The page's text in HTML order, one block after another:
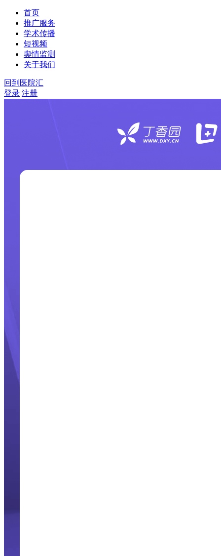
首页
推广服务
学术传播
短视频
舆情监测
关于我们
回到医院汇
登录 注册